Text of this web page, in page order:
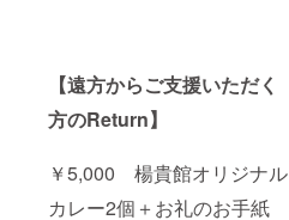
【遠方からご支援いただく
方のReturn】
￥5,000 楊貴館オリジナル
カレー2個＋お礼のお手紙